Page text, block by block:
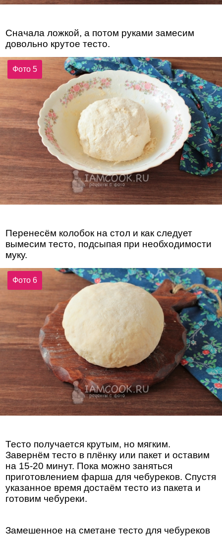
Сначала ложкой, а потом руками замесим
довольно крутое тесто.
Фото 5
Перенесём колобок на стол и как следует
вымесим тесто, подсыпая при необходимости
муку.
Фото 6
Тесто получается крутым, но мягким.
Завернём тесто в плёнку или пакет и оставим
на 15-20 минут. Пока можно заняться
приготовлением фарша для чебуреков. Спустя
указанное время достаём тесто из пакета и
готовим чебуреки.
Замешенное на сметане тесто для чебуреков